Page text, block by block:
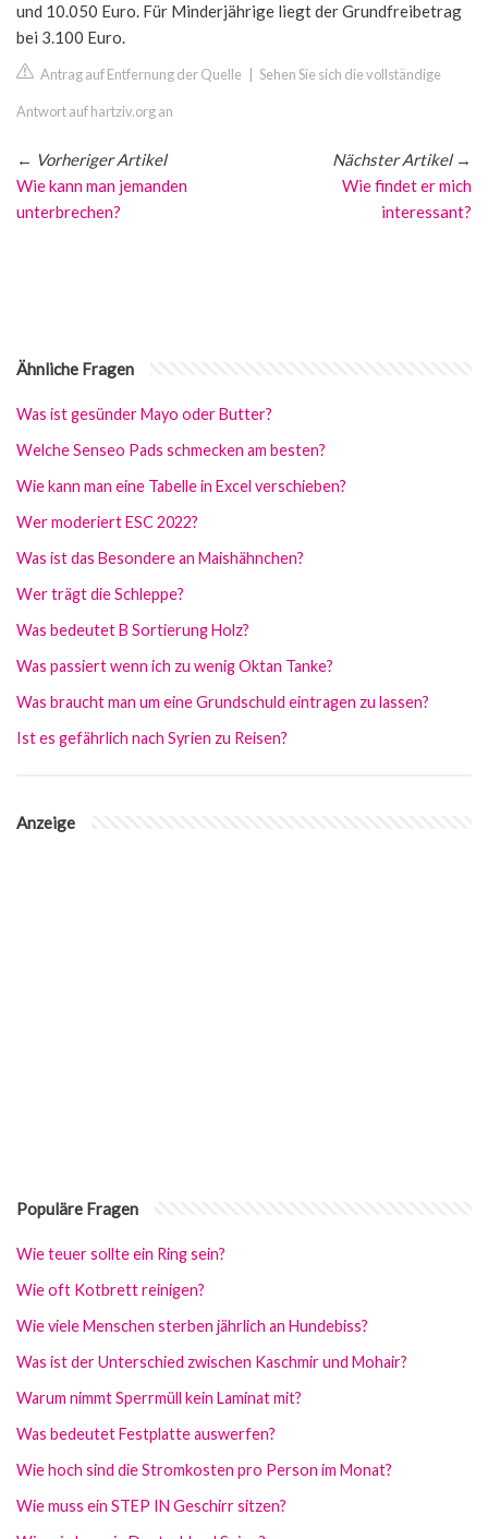
und 10.050 Euro. Für Minderjährige liegt der Grundfreibetrag
bei 3.100 Euro.
Antrag auf Entfernung der Quelle Sehen Sie sich die vollständige
Antwort auf hartziv.org an
← Vorheriger Artikel
Wie kann man jemanden
unterbrechen?
Nächster Artikel→
Wie findet er mich
interessant?
Ähnliche Fragen
Was ist gesünder Mayo oder Butter?
Welche Senseo Pads schmecken am besten?
Wie kann man eine Tabelle in Excel verschieben?
Wer moderiert ESC 2022?
Was ist das Besondere an Maishähnchen?
Wer trägt die Schleppe?
Was bedeutet B Sortierung Holz?
Was passiert wenn ich zu wenig Oktan Tanke?
Was braucht man um eine Grundschuld eintragen zu lassen?
Ist es gefährlich nach Syrien zu Reisen?
Anzeige
Populäre Fragen
Wie teuer sollte ein Ring sein?
Wie oft Kotbrett reinigen?
Wie viele Menschen sterben jährlich an Hundebiss?
Was ist der Unterschied zwischen Kaschmir und Mohair?
Warum nimmt Sperrmüll kein Laminat mit?
Was bedeutet Festplatte auswerfen?
Wie hoch sind die Stromkosten pro Person im Monat?
Wie muss ein STEP IN Geschirr sitzen?